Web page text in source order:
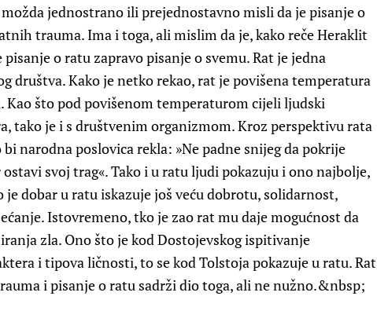
možda jednostrano ili prejednostavno misli da je pisanje o
trauma. Ima i toga, ali mislim da je, kako reče Heraklit
o ratu zapravo pisanje o svemu. Rat je jedna
društva. Kako je netko rekao, rat je povišena temperatura
Kao što pod povišenom temperaturom cijeli ljudski
tako je i s društvenim organizmom. Kroz perspektivu rata
narodna poslovica rekla: »Ne padne snijeg da pokrije
svoj trag«. Tako i u ratu ljudi pokazuju i ono najbolje,
je dobar u ratu iskazuje još veću dobrotu, solidarnost,
Istovremeno, tko je zao rat mu daje mogućnost da
zla. Ono što je kod Dostojevskog ispitivanje
i tipova ličnosti, to se kod Tolstoja pokazuje u ratu. Rat
i pisanje o ratu sadrži dio toga, ali ne nužno.&nbsp;